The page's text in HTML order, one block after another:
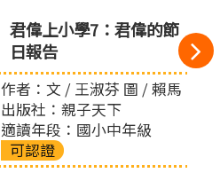
君偉上小學7：君偉的節
日報告
作者：文 / 王淑芬 圖 / 賴馬
出版社：親子天下
適讀年段：國小中年級
可認證